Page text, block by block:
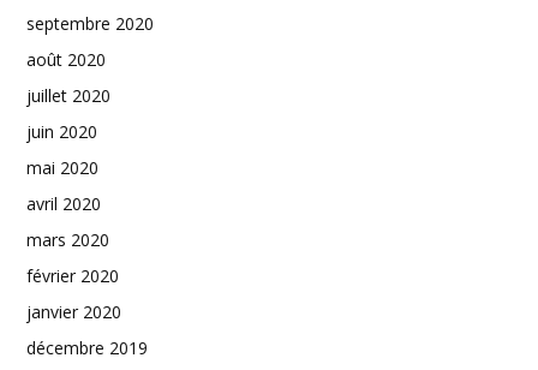
septembre 2020
août 2020
juillet 2020
juin 2020
mai 2020
avril 2020
mars 2020
février 2020
janvier 2020
décembre 2019